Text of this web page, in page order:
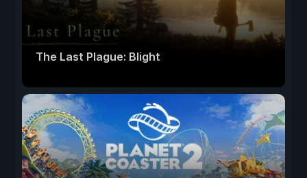
The Last Plague: Blight